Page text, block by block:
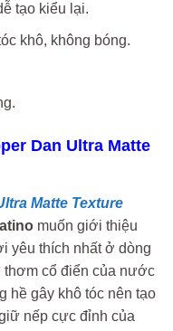
tạo kiểu lại.
khô, không bóng.
Dan Ultra Matte
Matte Texture
muốn giới thiệu
yêu thích nhất ở dòng
thơm cổ điển của nước
hề gây khô tóc nên tạo
nếp cực đỉnh của